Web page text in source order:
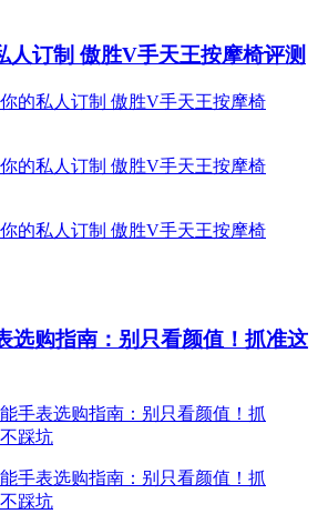
人订制 傲胜V手天王按摩椅评测
选购指南：别只看颜值！抓准这